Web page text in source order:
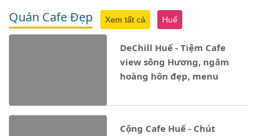
Quán Cafe Đẹp Xem tất cả Huế
DeChill Huế - Tiệm Cafe
view sông Hương, ngắm
hoàng hôn đẹp, menu
Cộng Cafe Huế - Chút